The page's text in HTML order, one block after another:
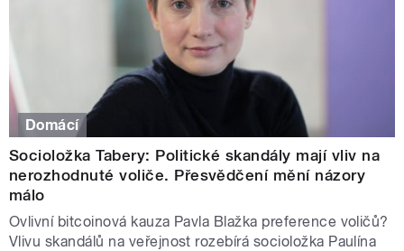
Domácí
Socioložka Tabery: Politické skandály mají vliv na
nerozhodnuté voliče. Přesvědčení mění názory
málo
Ovlivní bitcoinová kauza Pavla Blažka preference voličů?
Vlivu skandálů na veřejnost rozebírá socioložka Paulína